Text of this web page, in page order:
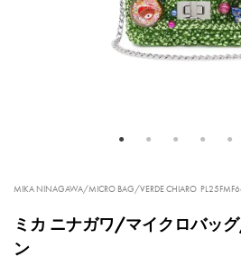
MIKA NINAGAWA/MICRO BAG/VERDE CHIARO
ミカ ニナガワ/マイクロバッ
ン